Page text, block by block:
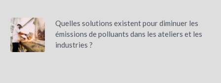
Quelles solutions existent pour diminuer les
émissions de polluants dans les ateliers et les
industries ?